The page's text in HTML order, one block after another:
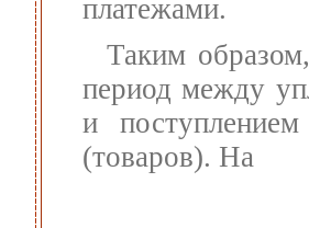
платежами.
Таким
период между
и
(товаров). На